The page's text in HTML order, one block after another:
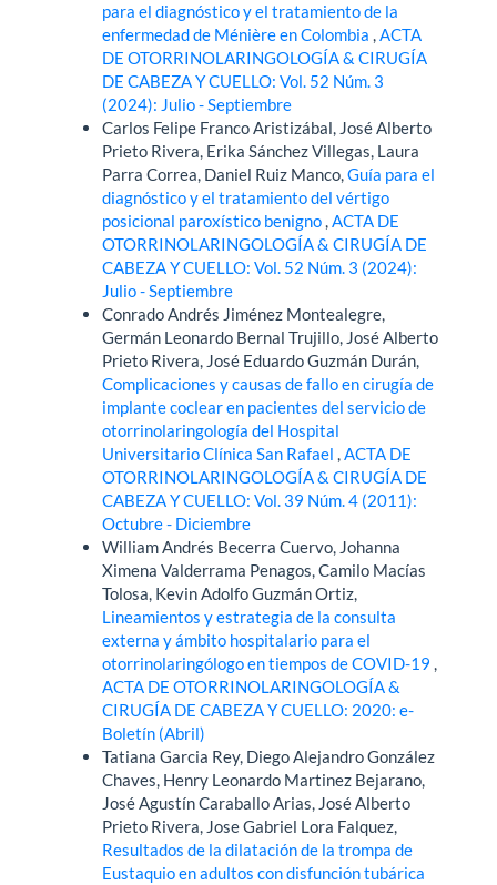
para el diagnóstico y el tratamiento de la
enfermedad de Ménière en Colombia,ACTA
DE OTORRINOLARINGOLOGÍA & CIRUGÍA
DE CABEZA Y CUELLO: Vol. 52 Núm. 3
(2024): Julio - Septiembre
Carlos Felipe Franco Aristizábal, José Alberto
Prieto Rivera, Erika Sánchez Villegas, Laura
Parra Correa, Daniel Ruiz Manco,Guía para el
diagnóstico y el tratamiento del vértigo
posicional paroxístico benigno,ACTA DE
OTORRINOLARINGOLOGÍA & CIRUGÍA DE
CABEZA Y CUELLO: Vol. 52 Núm. 3 (2024):
Julio - Septiembre
Conrado Andrés Jiménez Montealegre,
Germán Leonardo Bernal Trujillo, José Alberto
Prieto Rivera, José Eduardo Guzmán Durán,
Complicaciones y causas de fallo en cirugía de
implante coclear en pacientes del servicio de
otorrinolaringología del Hospital
Universitario Clínica San Rafael,ACTA DE
OTORRINOLARINGOLOGÍA & CIRUGÍA DE
CABEZA Y CUELLO: Vol. 39 Núm. 4 (2011):
Octubre - Diciembre
William Andrés Becerra Cuervo, Johanna
Ximena Valderrama Penagos, Camilo Macías
Tolosa, Kevin Adolfo Guzmán Ortiz,
Lineamientos y estrategia de la consulta
externa y ámbito hospitalario para el
otorrinolaringólogo en tiempos de COVID-19,
ACTA DE OTORRINOLARINGOLOGÍA &
CIRUGÍA DE CABEZA Y CUELLO: 2020: e-
Boletín (Abril)
Tatiana Garcia Rey, Diego Alejandro González
Chaves, Henry Leonardo Martinez Bejarano,
José Agustín Caraballo Arias, José Alberto
Prieto Rivera, Jose Gabriel Lora Falquez,
Resultados de la dilatación de la trompa de
Eustaquio en adultos con disfunción tubárica